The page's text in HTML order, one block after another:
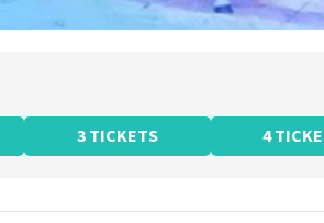
3 TICKETS 4